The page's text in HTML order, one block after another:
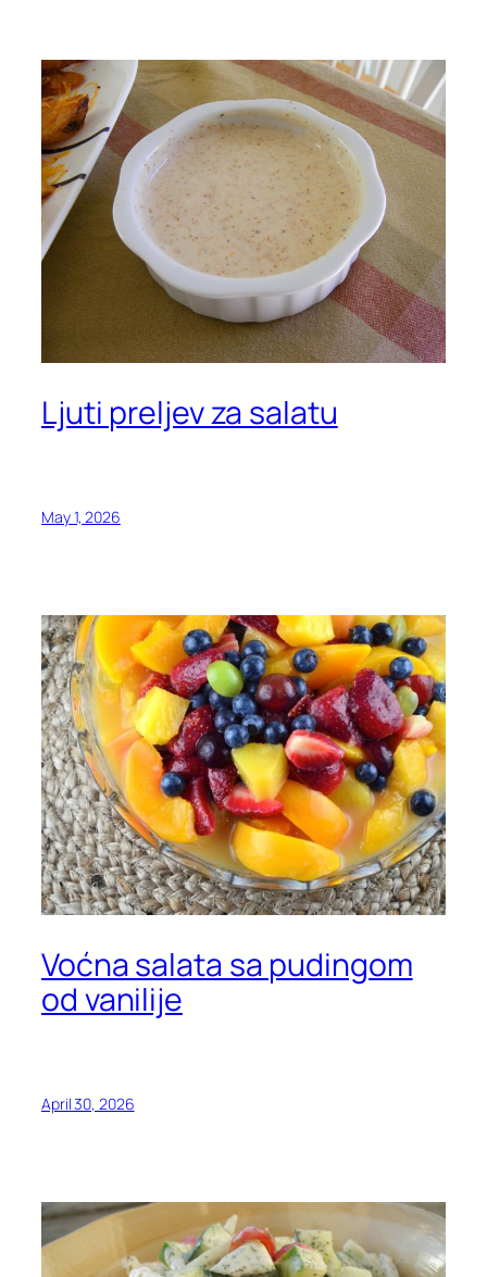
Ljuti preljev za salatu
May 1, 2026
Voćna salata sa pudingom
od vanilije
April 30, 2026